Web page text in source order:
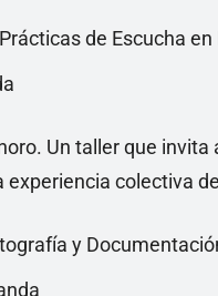
de Escucha
Un taller que
colectiva
y